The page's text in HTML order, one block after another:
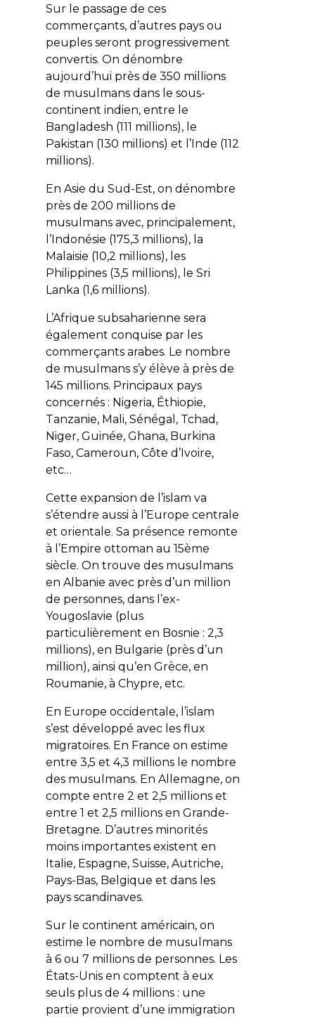
Sur le passage de ces
commerçants, d’autres pays ou
peuples seront progressivement
convertis. On dénombre
aujourd’hui près de 350 millions
de musulmans dans le sous-
continent indien, entre le
Bangladesh (111 millions), le
Pakistan (130 millions) et l’Inde (112
millions).
En Asie du Sud-Est, on dénombre
près de 200 millions de
musulmans avec, principalement,
l’Indonésie (175,3 millions), la
Malaisie (10,2 millions), les
Philippines (3,5 millions), le Sri
Lanka (1,6 millions).
L’Afrique subsaharienne sera
également conquise par les
commerçants arabes. Le nombre
de musulmans s’y élève à près de
145 millions. Principaux pays
concernés : Nigeria, Éthiopie,
Tanzanie, Mali, Sénégal, Tchad,
Niger, Guinée, Ghana, Burkina
Faso, Cameroun, Côte d’Ivoire,
etc…
Cette expansion de l’islam va
s’étendre aussi à l’Europe centrale
et orientale. Sa présence remonte
à l’Empire ottoman au 15ème
siècle. On trouve des musulmans
en Albanie avec près d’un million
de personnes, dans l’ex-
Yougoslavie (plus
particulièrement en Bosnie : 2,3
millions), en Bulgarie (près d’un
million), ainsi qu’en Grèce, en
Roumanie, à Chypre, etc.
En Europe occidentale, l’islam
s’est développé avec les flux
migratoires. En France on estime
entre 3,5 et 4,3 millions le nombre
des musulmans. En Allemagne, on
compte entre 2 et 2,5 millions et
entre 1 et 2,5 millions en Grande-
Bretagne. D’autres minorités
moins importantes existent en
Italie, Espagne, Suisse, Autriche,
Pays-Bas, Belgique et dans les
pays scandinaves.
Sur le continent américain, on
estime le nombre de musulmans
à 6 ou 7 millions de personnes. Les
États-Unis en comptent à eux
seuls plus de 4 millions : une
partie provient d’une immigration